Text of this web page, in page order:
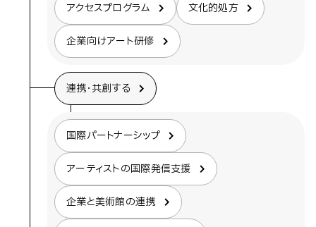
アクセスプログラム 文化的処方
企業向けアート研修
連携・共創する
国際パートナーシップ
アーティストの国際発信支援
企業と美術館の連携